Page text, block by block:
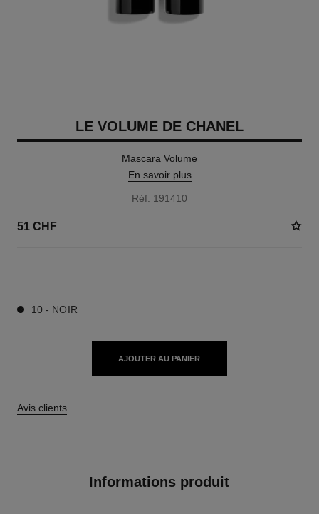
LE VOLUME DE CHANEL
Mascara Volume
En savoir plus
Réf. 191410
51 CHF
10 - NOIR
AJOUTER AU PANIER
Avis clients
Informations produit